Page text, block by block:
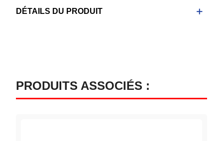
DÉTAILS DU PRODUIT
PRODUITS ASSOCIÉS :